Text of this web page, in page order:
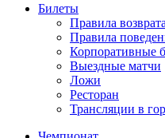
Билеты
Правила
Правила
Корпоративные
Выездные матчи
Ложи
Ресторан
Трансляции в